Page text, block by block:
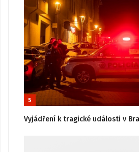
5
Vyjádření k tragické události v